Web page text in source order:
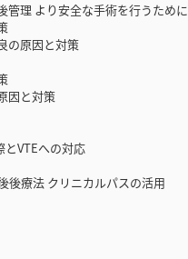
管理 より安全な手術を行うために
の原因と対策
因と対策
とVTEへの対応
後療法 クリニカルパスの活用